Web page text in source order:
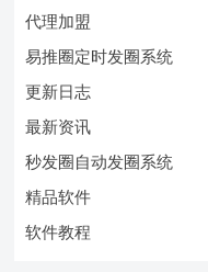
代理加盟
易推圈定时发圈系统
更新日志
最新资讯
秒发圈自动发圈系统
精品软件
软件教程